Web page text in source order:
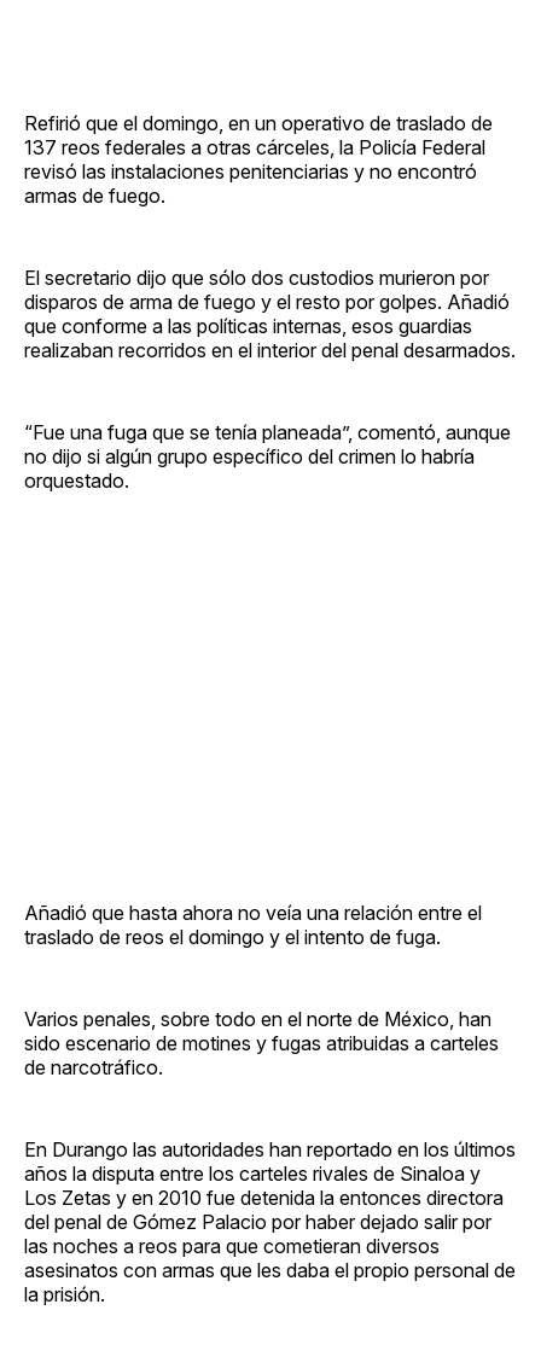
Refirió que el domingo, en un operativo de traslado de
137 reos federales a otras cárceles, la Policía Federal
revisó las instalaciones penitenciarias y no encontró
armas de fuego.
El secretario dijo que sólo dos custodios murieron por
disparos de arma de fuego y el resto por golpes. Añadió
que conforme a las políticas internas, esos guardias
realizaban recorridos en el interior del penal desarmados.
“Fue una fuga que se tenía planeada”, comentó, aunque
no dijo si algún grupo específico del crimen lo habría
orquestado.
Añadió que hasta ahora no veía una relación entre el
traslado de reos el domingo y el intento de fuga.
Varios penales, sobre todo en el norte de México, han
sido escenario de motines y fugas atribuidas a carteles
de narcotráfico.
En Durango las autoridades han reportado en los últimos
años la disputa entre los carteles rivales de Sinaloa y
Los Zetas y en 2010 fue detenida la entonces directora
del penal de Gómez Palacio por haber dejado salir por
las noches a reos para que cometieran diversos
asesinatos con armas que les daba el propio personal de
la prisión.